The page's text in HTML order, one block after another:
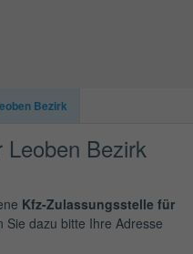
Bezirk
Bezirk
Kfz-Zulassungsstelle für
Sie dazu bitte Ihre Adresse